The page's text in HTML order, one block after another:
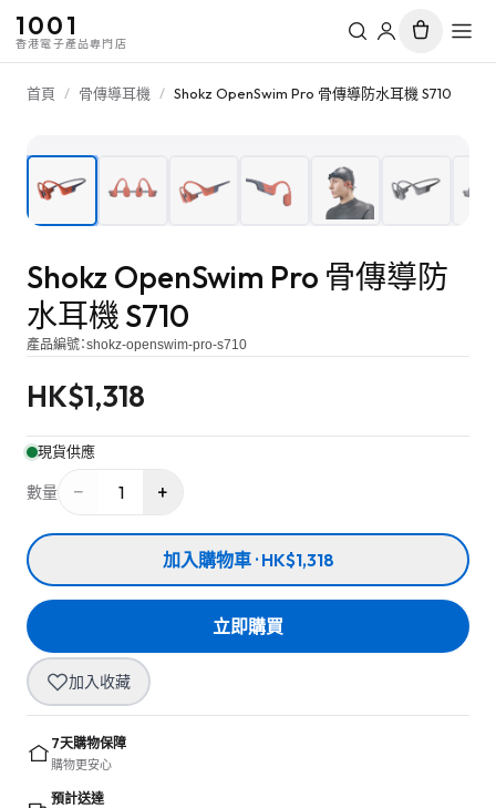
1001
香港電子產品專門店
首頁 / 骨傳導耳機 / Shokz OpenSwim Pro 骨傳導防水耳機 S710
Shokz OpenSwim Pro 骨傳導防
水耳機 S710
產品編號：shokz-openswim-pro-s710
HK$1,318
現貨供應
數量 − 1 +
加入購物車 · HK$1,318
立即購買
加入收藏
7天購物保障
購物更安心
預計送達